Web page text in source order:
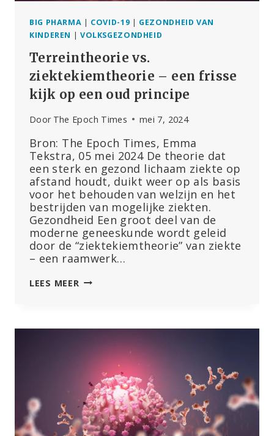
BIG PHARMA | COVID-19 | GEZONDHEID VAN
KINDEREN | VOLKSGEZONDHEID
Terreintheorie vs.
ziektekiemtheorie – een frisse
kijk op een oud principe
Door The Epoch Times mei 7, 2024
Bron: The Epoch Times, Emma
Tekstra, 05 mei 2024 De theorie dat
een sterk en gezond lichaam ziekte op
afstand houdt, duikt weer op als basis
voor het behouden van welzijn en het
bestrijden van mogelijke ziekten.
Gezondheid Een groot deel van de
moderne geneeskunde wordt geleid
door de “ziektekiemtheorie” van ziekte
– een raamwerk…
LEES MEER TERREINTHEORIE
EEN
OUD
PRINCIPE